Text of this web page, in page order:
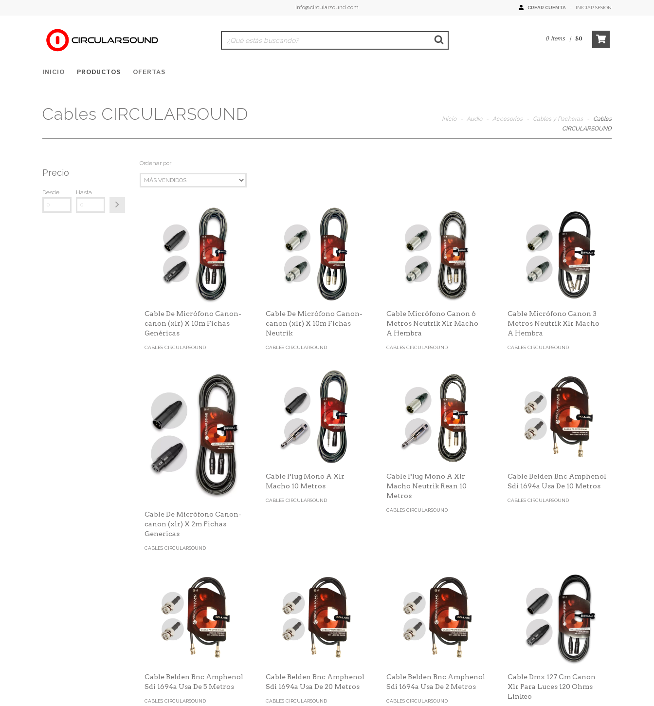
info@circularsound.com CREAR CUENTA - INICIAR SESIÓN
0 Items | $0
INICIO PRODUCTOS OFERTAS
Cables CIRCULARSOUND Inicio - Audio - Accesorios - Cables y Pacheras -
Cables
CIRCULARSOUND
Precio
Desde Hasta
Ordenar por
Cable De Micrófono Canon-
canon (xlr) X 10m Fichas
Genéricas
CABLES CIRCULARSOUND
Cable De Micrófono Canon-
canon (xlr) X 10m Fichas
Neutrik
CABLES CIRCULARSOUND
Cable Micrófono Canon 6
Metros Neutrik Xlr Macho
A Hembra
CABLES CIRCULARSOUND
Cable Micrófono Canon 3
Metros Neutrik Xlr Macho
A Hembra
CABLES CIRCULARSOUND
Cable De Micrófono Canon-
canon (xlr) X 2m Fichas
Genericas
CABLES CIRCULARSOUND
Cable Plug Mono A Xlr
Macho 10 Metros
CABLES CIRCULARSOUND
Cable Plug Mono A Xlr
Macho Neutrik Rean 10
Metros
CABLES CIRCULARSOUND
Cable Belden Bnc Amphenol
Sdi 1694a Usa De 10 Metros
CABLES CIRCULARSOUND
Cable Belden Bnc Amphenol
Sdi 1694a Usa De 5 Metros
CABLES CIRCULARSOUND
Cable Belden Bnc Amphenol
Sdi 1694a Usa De 20 Metros
CABLES CIRCULARSOUND
Cable Belden Bnc Amphenol
Sdi 1694a Usa De 2 Metros
CABLES CIRCULARSOUND
Cable Dmx 127 Cm Canon
Xlr Para Luces 120 Ohms
Linkeo